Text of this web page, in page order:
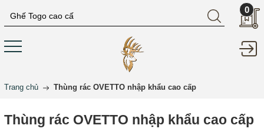
0
Trang chủ Thùng rác OVETTO nhập khẩu cao cấp
Thùng rác OVETTO nhập khẩu cao cấp